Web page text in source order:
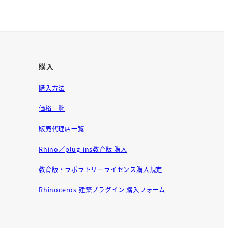
購入
購入方法
価格一覧
販売代理店一覧
Rhino／plug-ins教育版 購入
教育版・ラボラトリーライセンス購入規定
Rhinoceros 建築プラグイン 購入フォーム